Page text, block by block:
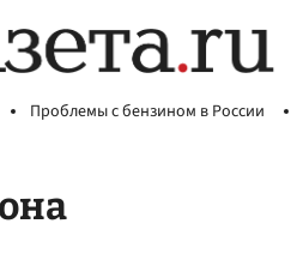
Проблемы с бензином в России